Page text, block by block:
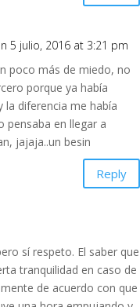
5 julio, 2016 at 3:21 pm
poco más de miedo, no
porque ya había
la diferencia me había
pensaba en llegar a
jajaja..un besin
Reply
sí respeto. El saber que
tranquilidad en caso de
de acuerdo con que